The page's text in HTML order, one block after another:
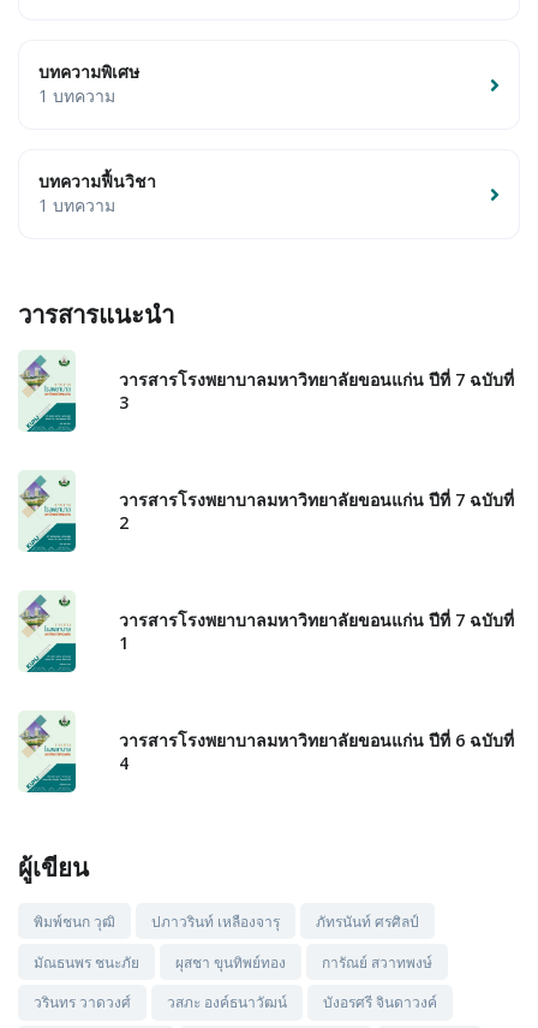
บทความพิเศษ
1 บทความ
บทความฟื้นวิชา
1 บทความ
วารสารแนะนำ
วารสารโรงพยาบาลมหาวิทยาลัยขอนแก่น ปีที่ 7 ฉบับที่
3
วารสารโรงพยาบาลมหาวิทยาลัยขอนแก่น ปีที่ 7 ฉบับที่
2
วารสารโรงพยาบาลมหาวิทยาลัยขอนแก่น ปีที่ 7 ฉบับที่
1
วารสารโรงพยาบาลมหาวิทยาลัยขอนแก่น ปีที่ 6 ฉบับที่
4
ผู้เขียน
พิมพ์ชนก วุฒิ ปภาวรินท์ เหลืองจารุ
ภัทรนันท์ ศรศิลป์
มัณธนพร ชนะภัย
ผุสชา ขุนทิพย์ทอง
การัณย์ สวาทพงษ์
วรินทร วาดวงศ์
วสภะ องค์ธนาวัฒน์
บังอรศรี จินดาวงค์